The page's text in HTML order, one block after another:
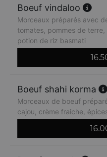
Boeuf vindaloo
Morceaux préparés avec
tomates, pommes de
potion de riz basmati
Boeuf shahi korma
Morceaux de boeuf
cajou, crème fraiche,